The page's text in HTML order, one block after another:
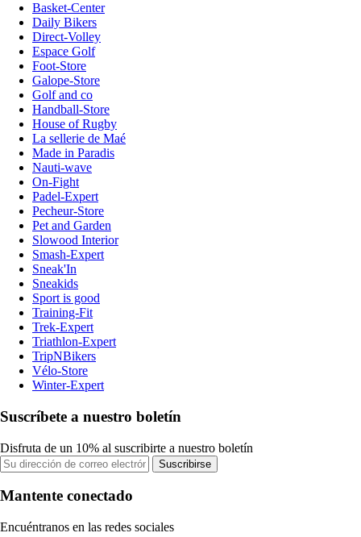
Basket-Center
Daily Bikers
Direct-Volley
Espace Golf
Foot-Store
Galope-Store
Golf and co
Handball-Store
House of Rugby
La sellerie de Maé
Made in Paradis
Nauti-wave
On-Fight
Padel-Expert
Pecheur-Store
Pet and Garden
Slowood Interior
Smash-Expert
Sneak'In
Sneakids
Sport is good
Training-Fit
Trek-Expert
Triathlon-Expert
TripNBikers
Vélo-Store
Winter-Expert
Suscríbete a nuestro boletín
Disfruta de un 10% al suscribirte a nuestro boletín
Suscribirse
Mantente conectado
Encuéntranos en las redes sociales